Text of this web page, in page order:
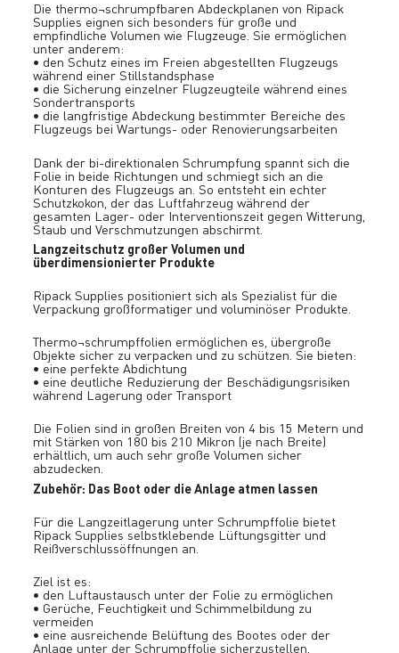
Die thermo¬schrumpfbaren Abdeckplanen von Ripack
Supplies eignen sich besonders für große und
empfindliche Volumen wie Flugzeuge. Sie ermöglichen
unter anderem:
• den Schutz eines im Freien abgestellten Flugzeugs
während einer Stillstandsphase
• die Sicherung einzelner Flugzeugteile während eines
Sondertransports
• die langfristige Abdeckung bestimmter Bereiche des
Flugzeugs bei Wartungs- oder Renovierungsarbeiten
Dank der bi-direktionalen Schrumpfung spannt sich die
Folie in beide Richtungen und schmiegt sich an die
Konturen des Flugzeugs an. So entsteht ein echter
Schutzkokon, der das Luftfahrzeug während der
gesamten Lager- oder Interventionszeit gegen Witterung,
Staub und Verschmutzungen abschirmt.
Langzeitschutz großer Volumen und
überdimensionierter Produkte
Ripack Supplies positioniert sich als Spezialist für die
Verpackung großformatiger und voluminöser Produkte.
Thermo¬schrumpffolien ermöglichen es, übergroße
Objekte sicher zu verpacken und zu schützen. Sie bieten:
• eine perfekte Abdichtung
• eine deutliche Reduzierung der Beschädigungsrisiken
während Lagerung oder Transport
Die Folien sind in großen Breiten von 4 bis 15 Metern und
mit Stärken von 180 bis 210 Mikron (je nach Breite)
erhältlich, um auch sehr große Volumen sicher
abzudecken.
Zubehör: Das Boot oder die Anlage atmen lassen
Für die Langzeitlagerung unter Schrumpffolie bietet
Ripack Supplies selbstklebende Lüftungsgitter und
Reißverschlussöffnungen an.
Ziel ist es:
• den Luftaustausch unter der Folie zu ermöglichen
• Gerüche, Feuchtigkeit und Schimmelbildung zu
vermeiden
• eine ausreichende Belüftung des Bootes oder der
Anlage unter der Schrumpffolie sicherzustellen,